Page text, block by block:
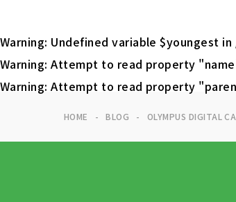
Warning: Undefined variable $youngest in
Warning: Attempt to read property
Warning: Attempt to read property
HOME BLOG OLYMPUS DIGITAL